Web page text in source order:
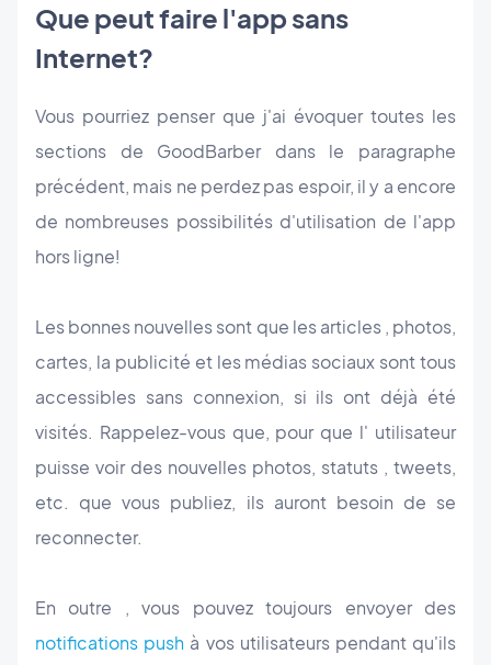
Que peut faire l'app sans
Internet?
Vous pourriez penser que j'ai évoquer toutes les
sections de GoodBarber dans le paragraphe
précédent, mais ne perdez pas espoir, il y a encore
de nombreuses possibilités d'utilisation de l'app
hors ligne!
Les bonnes nouvelles sont que les articles , photos,
cartes, la publicité et les médias sociaux sont tous
accessibles sans connexion, si ils ont déjà été
visités. Rappelez-vous que, pour que l' utilisateur
puisse voir des nouvelles photos, statuts , tweets,
etc. que vous publiez, ils auront besoin de se
reconnecter.
En outre , vous pouvez toujours envoyer des
notifications push à vos utilisateurs pendant qu'ils